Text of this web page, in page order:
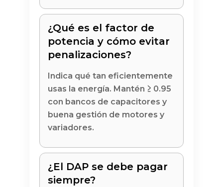
¿Qué es el factor de
potencia y cómo evitar
penalizaciones?
Indica qué tan eficientemente
usas la energía. Mantén ≥ 0.95
con bancos de capacitores y
buena gestión de motores y
variadores.
¿El DAP se debe pagar
siempre?